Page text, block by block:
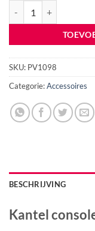
SKU: PV1098
Categorie:Accessoires
BESCHRIJVING
Kantel